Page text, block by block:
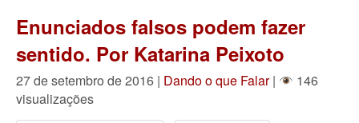
Enunciados falsos podem fazer
sentido. Por Katarina Peixoto
27 de setembro de 2016 | Dando o que Falar|
146
visualizações